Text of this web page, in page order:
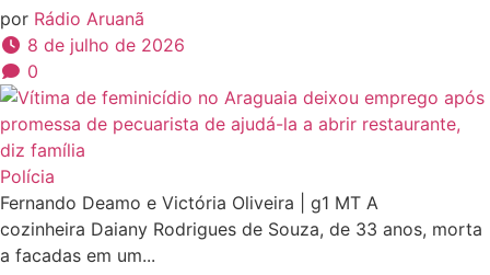
por Rádio Aruanã
8 de julho de 2026
0
Polícia
Fernando Deamo e Victória Oliveira | g1 MT A
cozinheira Daiany Rodrigues de Souza, de 33 anos, morta
a facadas em um...